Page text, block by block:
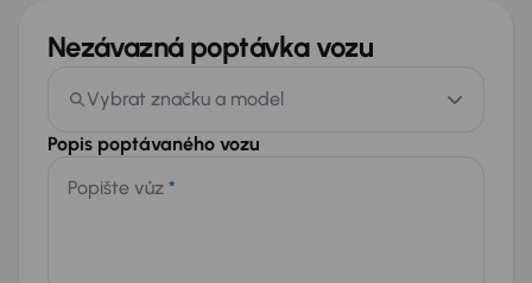
Nezávazná poptávka vozu
Vybrat značku a model
Popis poptávaného vozu
Popište vůz *